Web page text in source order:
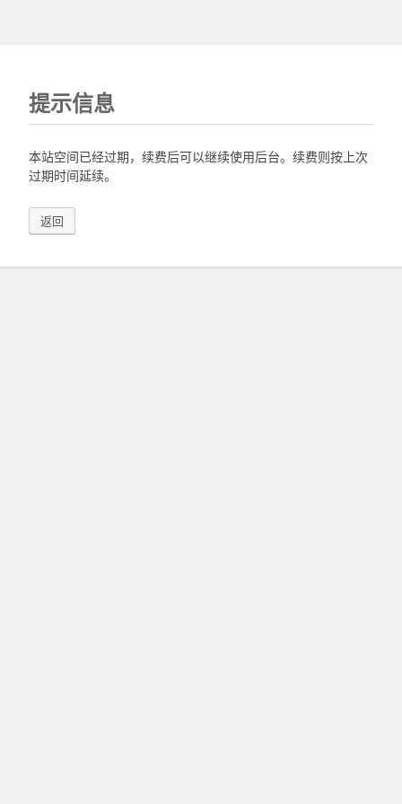
提示信息
本站空间已经过期，续费后可以继续使用后台。续费则按上次
过期时间延续。
返回